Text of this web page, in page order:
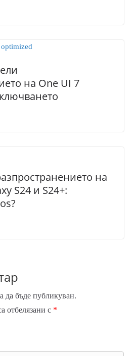
на One UI 7
на
S24 и S24+:
да бъде публикуван.
отбелязани с *